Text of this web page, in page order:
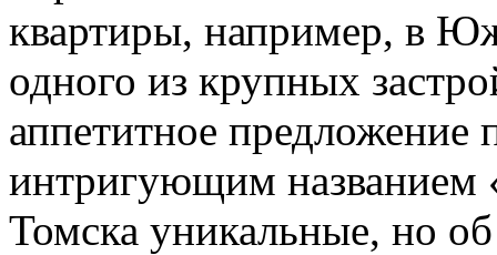
квартиры, например, в
одного из крупных
аппетитное предложение
интригующим названием
Томска уникальные, но